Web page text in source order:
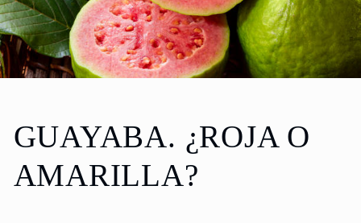
GUAYABA. ¿ROJA O
AMARILLA?